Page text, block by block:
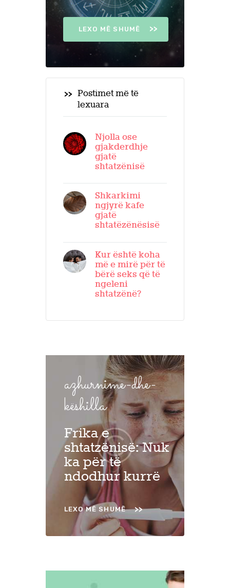
LEXO MË SHUMË
Postimet më të
lexuara
Njolla ose
gjakderdhje
gjatë
shtatzënisë
Shkarkimi
ngjyrë kafe
gjatë
shtatëzënësisë
Kur është koha
më e mirë për të
bërë seks që të
ngeleni
shtatzënë?
azhurnime-dhe-
këshilla
Frika e
shtatzënisë: Nuk
ka për të
ndodhur kurrë
LEXO MË SHUMË